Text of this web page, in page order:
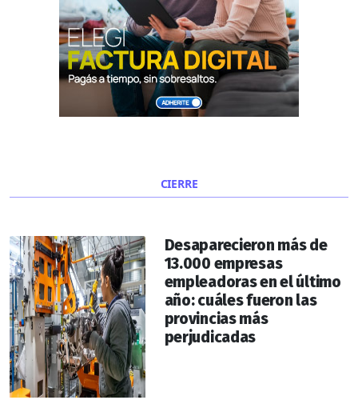
CIERRE
Desaparecieron más de
13.000 empresas
empleadoras en el último
año: cuáles fueron las
provincias más
perjudicadas